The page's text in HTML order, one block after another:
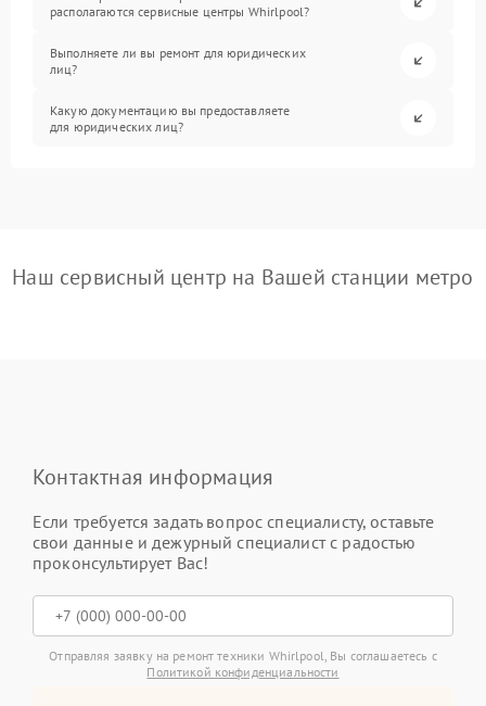
располагаются сервисные центры Whirlpool?
Выполняете ли вы ремонт для юридических
лиц?
Какую документацию вы предоставляете
для юридических лиц?
Наш сервисный центр на Вашей станции метро
Контактная информация
Если требуется задать вопрос специалисту, оставьте
свои данные и дежурный специалист с радостью
проконсультирует Вас!
Отправляя заявку на ремонт техники Whirlpool, Вы соглашаетесь с
Политикой конфиденциальности